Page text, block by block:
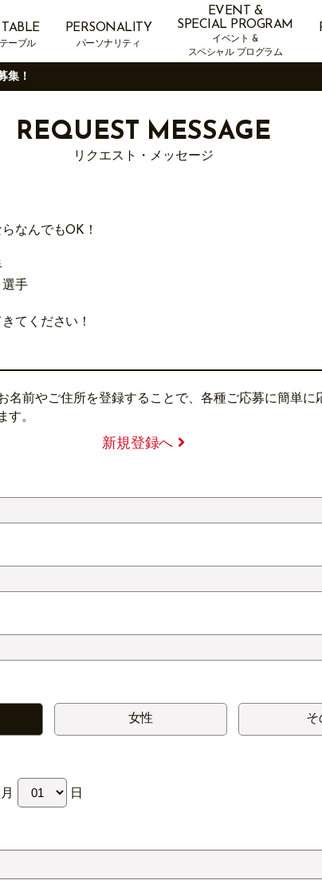
TABLE
ーブル
PERSONALITY
パーソナリティ
EVENT &
SPECIAL PROGRAM
イベント &
スペシャル プログラム
集！
REQUEST MESSAGE
リクエスト・メッセージ
なんでもOK！
選手
てください！
名前やご住所を登録することで、各種ご応募に簡単に
す。
新規登録へ
女性 そ
月 日